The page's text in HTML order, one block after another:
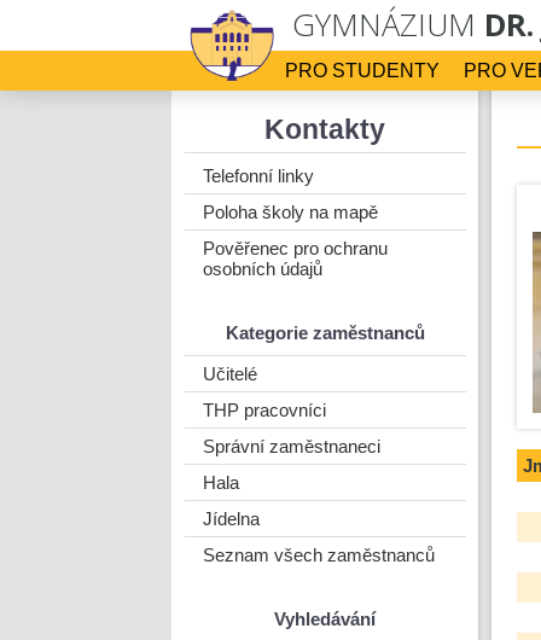
GYMNÁZIUM
PRO
PRO STUDENTY
Kontakty
Telefonní linky
Poloha školy na mapě
Pověřenec pro ochranu
osobních údajů
Kategorie zaměstnanců
Učitelé
THP pracovníci
Správní zaměstnaneci
Hala
Jídelna
Seznam všech zaměstnanců
Vyhledávání